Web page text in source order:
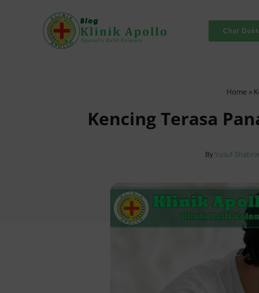
Chat
Home »
Kencing Terasa
ByYusuf